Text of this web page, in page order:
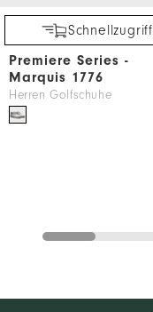
Schnellzugriff
Premiere Series -
Marquis 1776
Herren Golfschuhe